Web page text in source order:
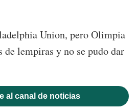
Union, pero Olimpia
lempiras y no se pudo dar
al canal de noticias